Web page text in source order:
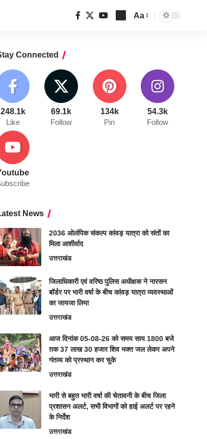
Aa
Connected
248.1k
Like
69.1k
Follow
134k
Pin
54.3k
Follow
News
2036 ओलंपिक संकल्प कांवड़ यात्रा को संतों का
मिला आशीर्वाद
उत्तराखंड
जिलाधिकारी एवं वरिष्ठ पुलिस अधीक्षक ने नारसन
बॉर्डर पर भारी वर्षा के बीच कांवड़ यात्रा व्यवस्थाओं
का जायजा लिया
उत्तराखंड
आज दिनांक 05-08-26 को समय साय 1800 बजे
तक 37 लाख 30 हजार शिव भक्त जल लेकर अपने
गंतव्य को प्रस्थान कर चुके
उत्तराखंड
भारी से बहुत भारी वर्षा की चेतावनी के बीच जिला
प्रशासन अलर्ट, सभी विभागों को हाई अलर्ट पर रहने
के निर्देश
उत्तराखंड